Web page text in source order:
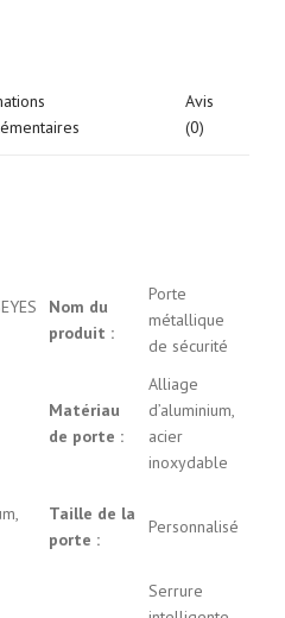
Avis
(0)
Nom du
produit :
Porte
métallique
de sécurité
Matériau
de porte :
Alliage
d’aluminium,
acier
inoxydable
Taille de la
porte :
Personnalisé
Serrure